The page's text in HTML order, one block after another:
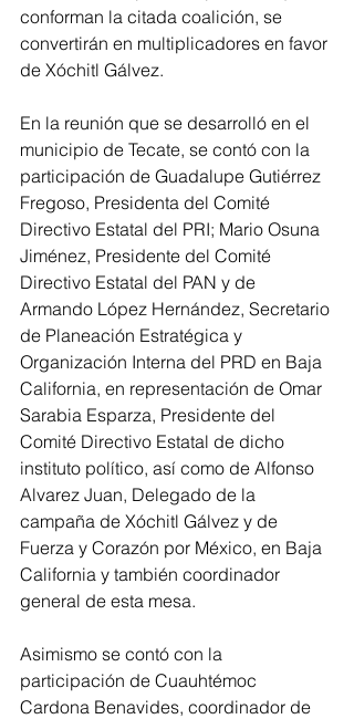
conforman la citada coalición, se
convertirán en multiplicadores en favor
de Xóchitl Gálvez.
En la reunión que se desarrolló en el
municipio de Tecate, se contó con la
participación de Guadalupe Gutiérrez
Fregoso, Presidenta del Comité
Directivo Estatal del PRI; Mario Osuna
Jiménez, Presidente del Comité
Directivo Estatal del PAN y de
Armando López Hernández, Secretario
de Planeación Estratégica y
Organización Interna del PRD en Baja
California, en representación de Omar
Sarabia Esparza, Presidente del
Comité Directivo Estatal de dicho
instituto político, así como de Alfonso
Alvarez Juan, Delegado de la
campaña de Xóchitl Gálvez y de
Fuerza y Corazón por México, en Baja
California y también coordinador
general de esta mesa.
Asimismo se contó con la
participación de Cuauhtémoc
Cardona Benavides, coordinador de